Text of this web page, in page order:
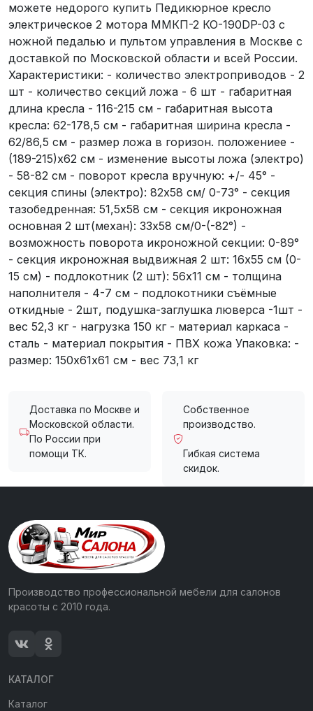
можете недорого купить Педикюрное кресло
электрическое 2 мотора ММКП-2 КО-190DP-03 с
ножной педалью и пультом управления в Москве с
доставкой по Московской области и всей России.
Характеристики: - количество электроприводов - 2
шт - количество секций ложа - 6 шт - габаритная
длина кресла - 116-215 см - габаритная высота
кресла: 62-178,5 см - габаритная ширина кресла -
62/86,5 см - размер ложа в горизон. положениее -
(189-215)х62 см - изменение высоты ложа (электро)
- 58-82 см - поворот кресла вручную: +/- 45° -
секция спины (электро): 82х58 см/ 0-73° - секция
тазобедренная: 51,5х58 см - секция икроножная
основная 2 шт(механ): 33х58 см/0-(-82°) -
возможность поворота икроножной секции: 0-89°
- секция икроножная выдвижная 2 шт: 16х55 см (0-
15 см) - подлокотник (2 шт): 56х11 см - толщина
наполнителя - 4-7 см - подлокотники съёмные
откидные - 2шт, подушка-заглушка люверса -1шт -
вес 52,3 кг - нагрузка 150 кг - материал каркаса -
сталь - материал покрытия - ПВХ кожа Упаковка: -
размер: 150х61х61 см - вес 73,1 кг
Доставка по Москве и
Московской области.
По России при
помощи ТК.
Собственное
производство.
Гибкая система
скидок.
Производство профессиональной мебели для салонов
красоты с 2010 года.
КАТАЛОГ
Каталог